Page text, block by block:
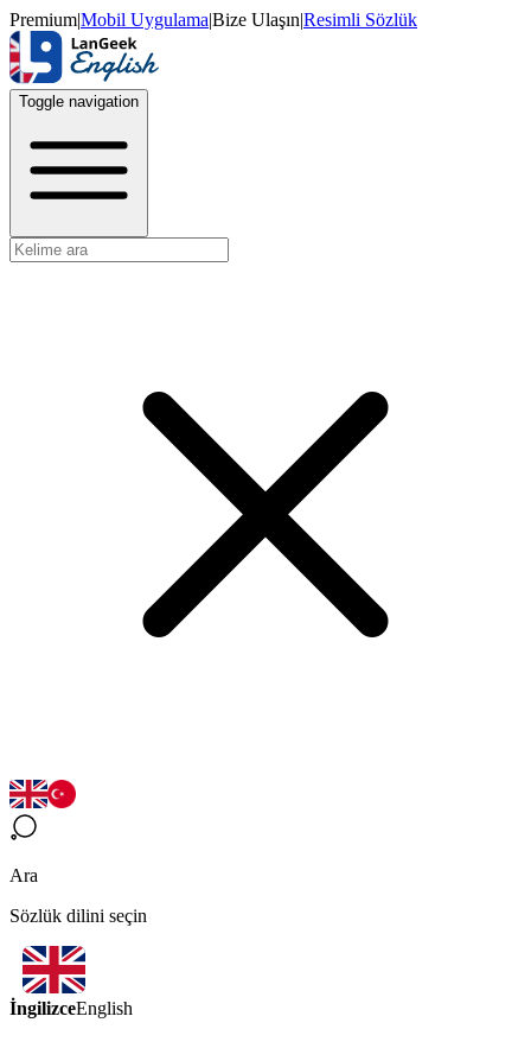
Premium|Mobil Uygulama|Bize Ulaşın|Resimli Sözlük
Toggle navigation
Ara
Sözlük dilini seçin
İngilizceEnglish